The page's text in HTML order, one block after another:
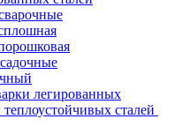
легированных
сталей